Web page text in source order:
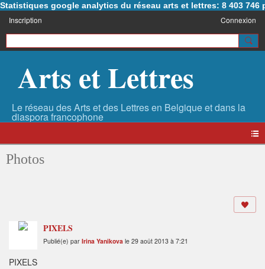
Statistiques google analytics du réseau arts et lettres: 8 403 746
Inscription Connexion
Arts et Lettres
Photos
PIXELS
Publié(e) par Irina Yanikova le 29 août 2013 à 7:21
PIXELS